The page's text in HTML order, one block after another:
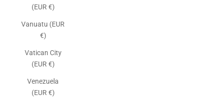
(EUR €)
Vanuatu (EUR
€)
Vatican City
(EUR €)
Venezuela
(EUR €)